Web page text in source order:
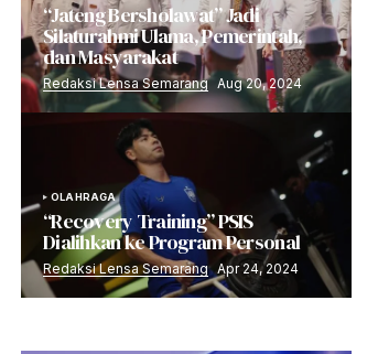
“Jateng Bersholawat” Jadi
Silaturahmi Ulama, Pemerintah,
dan Masyarakat
Redaksi Lensa Semarang Aug 20, 2024
OLAHRAGA
“Recovery Training” PSIS
Dialihkan ke Program Personal
Redaksi Lensa Semarang Apr 24, 2024